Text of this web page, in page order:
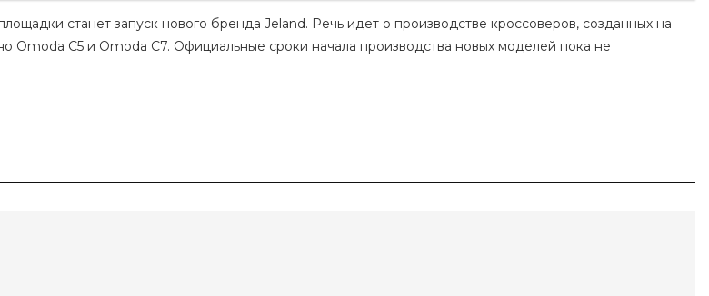
станет запуск нового бренда Jeland. Речь идет о производстве кроссоверов, созданных на
Omoda C5 и Omoda C7. Официальные сроки начала производства новых моделей пока не